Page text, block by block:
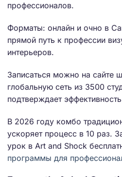
профессионалов.
Форматы: онлайн и очно в
прямой путь к профессии
интерьеров.
Записаться можно на сайте
глобальную сеть из 3500
подтверждает
В 2026 году комбо
ускоряет процесс в 10 раз.
урок в Art and Shock
программы для